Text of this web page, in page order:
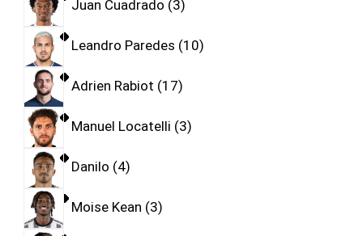
Juan Cuadrado 3
Leandro Paredes 10
Adrien Rabiot 17
Manuel Locatelli 3
Danilo 4
Moise Kean 3